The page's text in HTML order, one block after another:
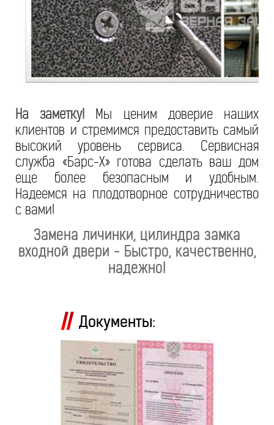
На заметку! Мы ценим доверие наших
клиентов и стремимся предоставить самый
высокий уровень сервиса. Сервисная
служба «Барс-Х» готова сделать ваш дом
еще более безопасным и удобным.
Надеемся на плодотворное сотрудничество
с вами!
Замена личинки, цилиндра замка
входной двери - Быстро, качественно,
надежно!
Документы: